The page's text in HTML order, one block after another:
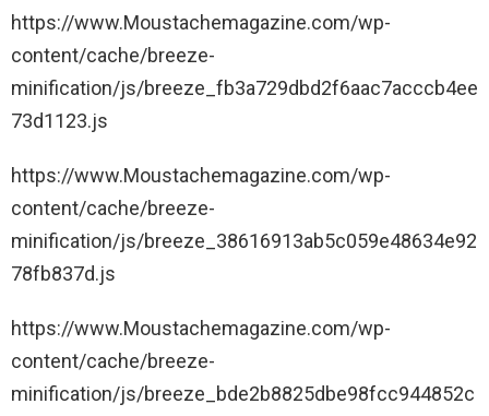
https://www.Moustachemagazine.com/wp-
content/cache/breeze-
minification/js/breeze_fb3a729dbd2f6aac7acccb4ee
73d1123.js
https://www.Moustachemagazine.com/wp-
content/cache/breeze-
minification/js/breeze_38616913ab5c059e48634e92
78fb837d.js
https://www.Moustachemagazine.com/wp-
content/cache/breeze-
minification/js/breeze_bde2b8825dbe98fcc944852c